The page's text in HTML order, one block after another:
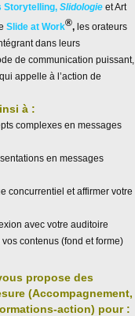
Storytelling, Slidologie et Art
Slide at Work®, les orateurs
dans leurs
de communication puissant,
appelle à l’action de
à :
complexes en messages
en messages
concurrentiel et affirmer votre
avec votre auditoire
contenus (fond et forme)
propose des
(Accompagnement,
action) pour :